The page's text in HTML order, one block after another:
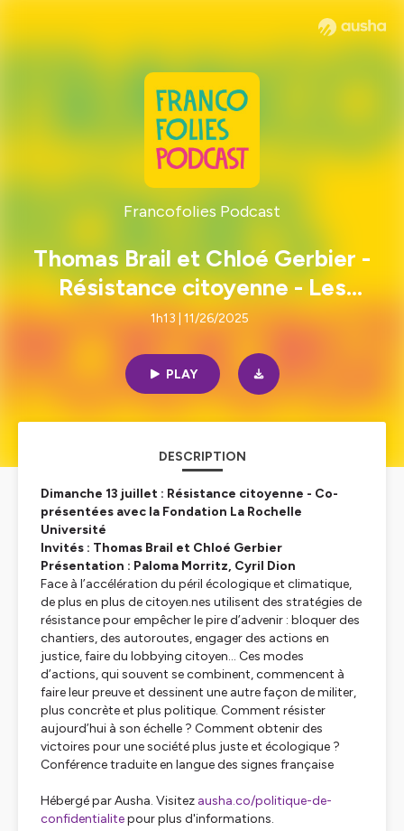
Francofolies Podcast
Thomas Brail et Chloé Gerbier -
Résistance citoyenne - Les
Conférences Citoyennes
1h13 | 11/26/2025
PLAY
DESCRIPTION
Dimanche 13 juillet : Résistance citoyenne - Co-
présentées avec la Fondation La Rochelle
Université
Invités : Thomas Brail et Chloé Gerbier
Présentation : Paloma Morritz, Cyril Dion
Face à l’accélération du péril écologique et climatique,
de plus en plus de citoyen.nes utilisent des stratégies de
résistance pour empêcher le pire d’advenir : bloquer des
chantiers, des autoroutes, engager des actions en
justice, faire du lobbying citoyen… Ces modes
d’actions, qui souvent se combinent, commencent à
faire leur preuve et dessinent une autre façon de militer,
plus concrète et plus politique. Comment résister
aujourd’hui à son échelle ? Comment obtenir des
victoires pour une société plus juste et écologique ?
Conférence traduite en langue des signes française
Hébergé par Ausha. Visitez ausha.co/politique-de-
confidentialitepour plus d'informations.